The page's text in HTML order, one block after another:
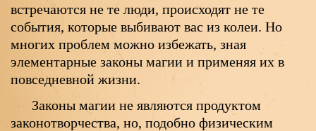
встречаются не те люди, происходят не те
события, которые выбивают вас из колеи. Но
многих проблем можно избежать, зная
элементарные законы магии и применяя их в
повседневной жизни.
Законы магии не являются продуктом
законотворчества, но, подобно физическим